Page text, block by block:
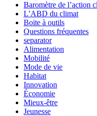
Baromètre de l’action
L’ABD du climat
Boite à outils
Questions fréquentes
separator
Alimentation
Mobilité
Mode de vie
Habitat
Innovation
Économie
Mieux-être
Jeunesse